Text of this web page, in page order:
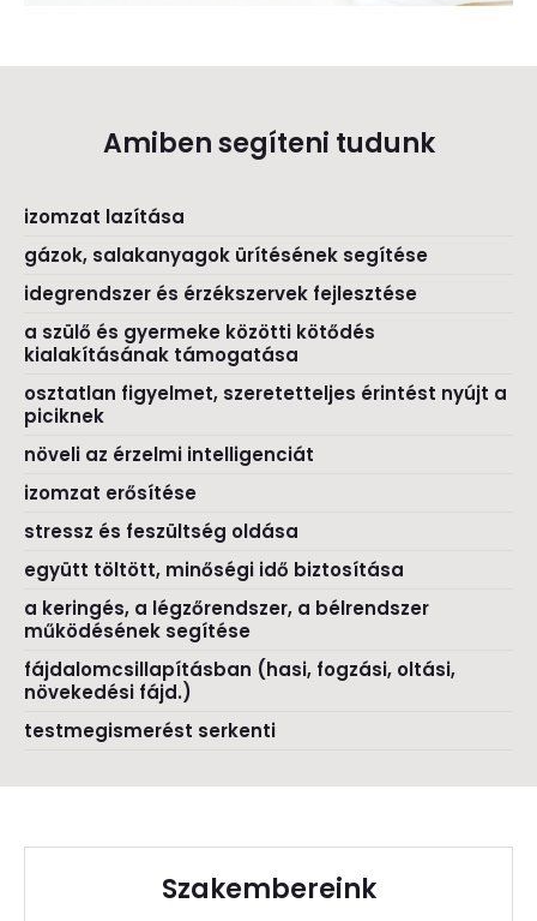
Amiben segíteni tudunk
izomzat lazítása
gázok, salakanyagok ürítésének segítése
idegrendszer és érzékszervek fejlesztése
a szülő és gyermeke közötti kötődés
kialakításának támogatása
osztatlan figyelmet, szeretetteljes érintést nyújt a
piciknek
növeli az érzelmi intelligenciát
izomzat erősítése
stressz és feszültség oldása
együtt töltött, minőségi idő biztosítása
a keringés, a légzőrendszer, a bélrendszer
működésének segítése
fájdalomcsillapításban (hasi, fogzási, oltási,
növekedési fájd.)
testmegismerést serkenti
Szakembereink